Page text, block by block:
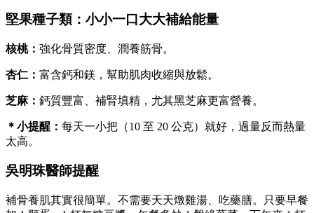
堅果種子類：小小一口大大補給能量
核桃： 強化骨質密度、潤養筋骨。
杏仁： 富含鈣和鎂，幫助肌肉收縮與放鬆。
芝麻： 鈣質豐富、補腎填精，尤其黑芝麻更富營養。
＊小提醒： 每天一小把（10 至 20 公克）就好，過量反而熱量
太高。
吳明珠醫師提醒
補骨養肌其實很簡單。不需要天天燉雞湯、吃藥膳。只要早餐